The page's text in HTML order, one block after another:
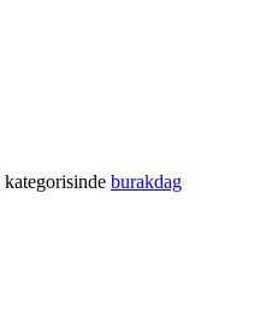
kategorisinde burakdag